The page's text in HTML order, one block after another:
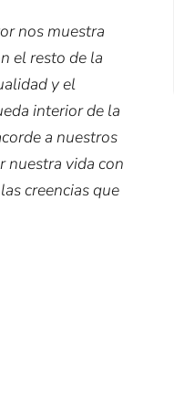
nos muestra
el resto de la
y el
interior de la
a nuestros
nuestra vida con
creencias que